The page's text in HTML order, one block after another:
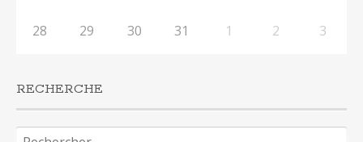
28 29 30 31 1 2 3
RECHERCHE
Rechercher :